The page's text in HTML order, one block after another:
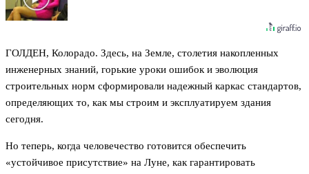
ГОЛДЕН, Колорадо. Здесь, на Земле, столетия накопленных
инженерных знаний, горькие уроки ошибок и эволюция
строительных норм сформировали надежный каркас стандартов,
определяющих то, как мы строим и эксплуатируем здания
сегодня.
Но теперь, когда человечество готовится обеспечить
«устойчивое присутствие» на Луне, как гарантировать